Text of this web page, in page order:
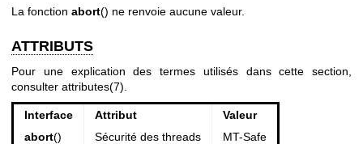
La fonction abort() ne renvoie aucune valeur.
ATTRIBUTS
Pour une explication des termes utilisés dans cette section,
consulter attributes(7).
Interface Attribut
Valeur
abort() Sécurité des threads MT-Safe